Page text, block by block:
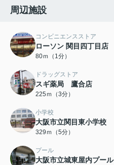
周辺施設
コンビニエンスストア
ローソン 関目四丁目店
80ｍ（1分）
ドラッグストア
スギ薬局 鷹合店
225ｍ（3分）
小学校
大阪市立関目東小学校
329ｍ（5分）
プール
大阪市立城東屋内プール